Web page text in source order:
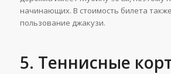
начинающих. В стоимость билета
пользование джакузи.
5. Теннисные